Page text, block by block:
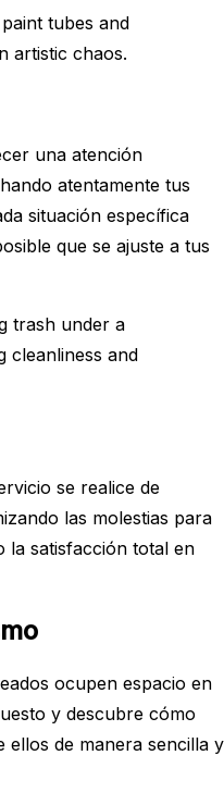
una atención
atentamente tus
situación específica
que se ajuste a tus
se realice de
las molestias para
la satisfacción total en
ocupen espacio en
y descubre cómo
ellos de manera sencilla y